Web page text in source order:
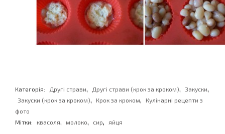
Категорія: Другі страви, Другі страви (крок за кроком), Закуски,
Закуски (крок за кроком), Крок за кроком,
Кулінарні рецепти з
фото
Мітки:
квасоля, молоко, сир, яйця